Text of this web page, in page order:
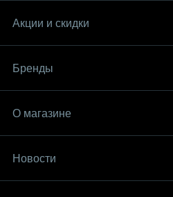
Акции и скидки
Бренды
О магазине
Новости